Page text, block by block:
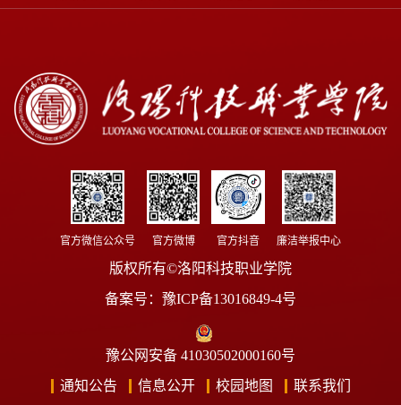
官方微信公众号 官方微博 官方抖音 廉洁举报中心
版权所有©洛阳科技职业学院
备案号： 豫ICP备13016849-4号
豫公网安备 41030502000160号
通知公告
信息公开 校园地图 联系我们